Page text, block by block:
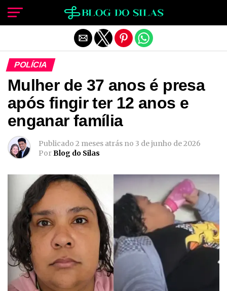
POLÍCIA
Mulher de 37 anos é presa
após fingir ter 12 anos e
enganar família
Publicado 2 meses atrás no 3 de junho de 2026
PorBlog do Silas
Sair da versão mobile